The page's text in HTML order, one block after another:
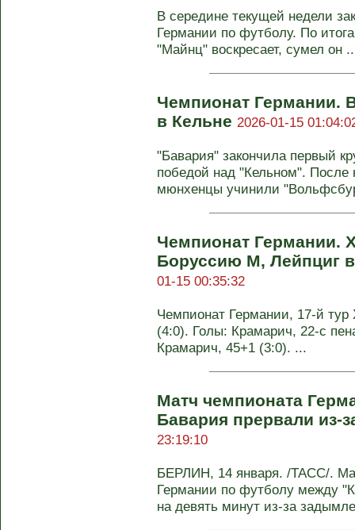
В середине текущей недели
Германии по футболу. По
"Майнц" воскресает, сумел он
Чемпионат Германии.
в Кельне 2026-01-15
"Бавария" закончила первый
победой над "Кельном". После
мюнхенцы учинили
Чемпионат Германии.
Боруссию М, Лейпциг
01-15 00:35:32
Чемпионат Германии, 17-й
(4:0). Голы: Крамарич, 22-с
Крамарич, 45+1 (3:0). ...
Матч чемпионата
Бавария прервали из-
23:19:10
БЕРЛИН, 14 января. /ТАСС/.
Германии по футболу между
на девять минут из-за